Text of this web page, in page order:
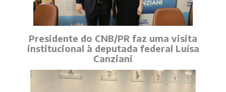
Presidente do CNB/PR faz uma visita
institucional à deputada federal Luísa
Canziani